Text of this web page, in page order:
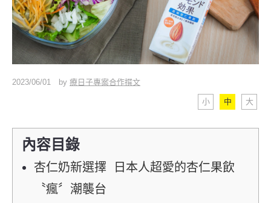
2023/06/01 by 療日子專案合作撰文
小 中 大
內容目錄
杏仁奶新選擇 日本人超愛的杏仁果飲
〝瘋〞潮襲台